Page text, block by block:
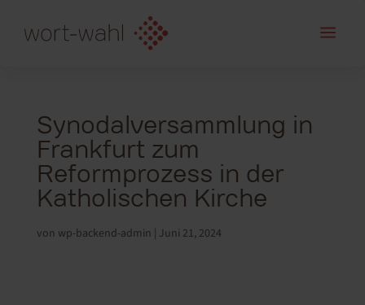
a
Synodalversammlung in
Frankfurt zum
Reformprozess in der
Katholischen Kirche
von wp-backend-admin Juni 21, 2024